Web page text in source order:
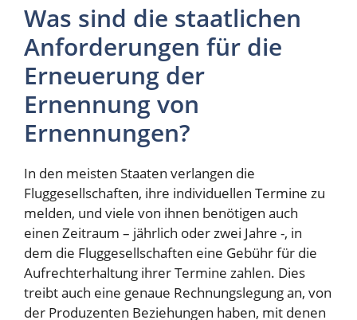
Was sind die staatlichen
Anforderungen für die
Erneuerung der
Ernennung von
Ernennungen?
In den meisten Staaten verlangen die
Fluggesellschaften, ihre individuellen Termine zu
melden, und viele von ihnen benötigen auch
einen Zeitraum – jährlich oder zwei Jahre -, in
dem die Fluggesellschaften eine Gebühr für die
Aufrechterhaltung ihrer Termine zahlen. Dies
treibt auch eine genaue Rechnungslegung an, von
der Produzenten Beziehungen haben, mit denen